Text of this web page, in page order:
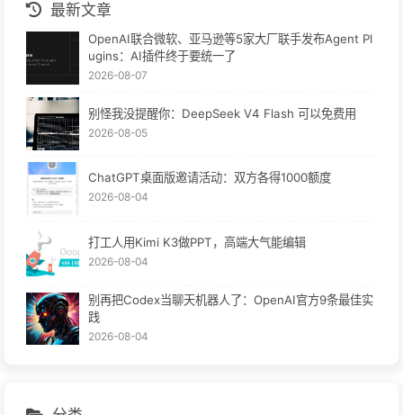
最新文章
OpenAI联合微软、亚马逊等5家大厂联手发布Agent Pl
ugins：AI插件终于要统一了
2026-08-07
别怪我没提醒你：DeepSeek V4 Flash 可以免费用
2026-08-05
ChatGPT桌面版邀请活动：双方各得1000额度
2026-08-04
打工人用Kimi K3做PPT，高端大气能编辑
2026-08-04
别再把Codex当聊天机器人了：OpenAI官方9条最佳实
践
2026-08-04